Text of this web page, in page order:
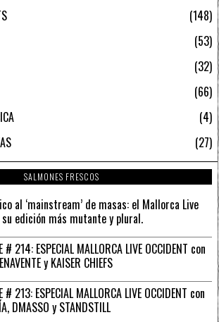
148
53
32
66
4
27
SALMONES FRESCOS
al ‘mainstream’ de masas: el Mallorca Live
edición más mutante y plural.
# 214: ESPECIAL MALLORCA LIVE OCCIDENT con
y KAISER CHIEFS
# 213: ESPECIAL MALLORCA LIVE OCCIDENT con
DMASSO y STANDSTILL